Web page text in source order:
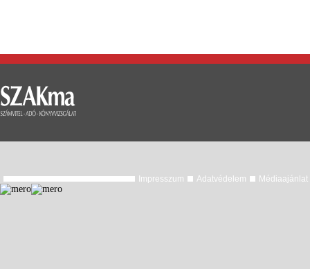
Impresszum Adatvédelem Médiaajánlat